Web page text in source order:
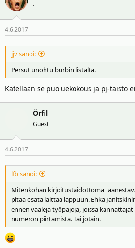
.
4.6.2017
jjv sanoi:
Persut unohtu burbin listalta.
Katellaan se puoluekokous ja pj-taisto
Örfil
Guest
4.6.2017
lfb sanoi:
Mitenköhän kirjoitustaidottomat
pitää osata laittaa lappuun. Ehkä
ennen vaaleja työpajoja, joissa
numeron piirtämistä. Tai jotain.